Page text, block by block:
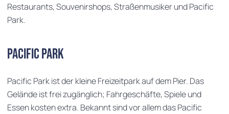
Restaurants, Souvenirshops, Straßenmusiker und Pacific
Park.
Pacific Park
Pacific Park ist der kleine Freizeitpark auf dem Pier. Das
Gelände ist frei zugänglich; Fahrgeschäfte, Spiele und
Essen kosten extra. Bekannt sind vor allem das Pacific